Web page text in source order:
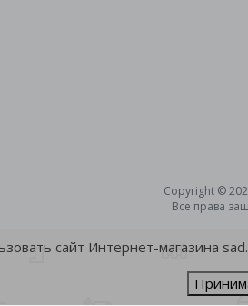
Copyright ©
Все права
сайт Интернет-магазина